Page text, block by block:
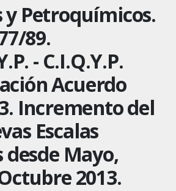
y Petroquímicos.
89.
- C.I.Q.Y.P.
Acuerdo
Incremento del
Escalas
desde Mayo,
2013.